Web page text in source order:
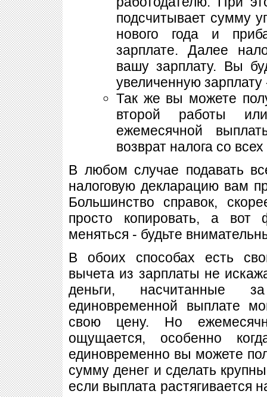
подсчитывает сумму
нового года и
зарплате. Далее
вашу зарплату. Вы
увеличенную зарплату
Так же вы можете
второй работы
ежемесячной
возврат налога со
В любом случае подавать
налоговую декларацию вам
Большинство справок,
просто копировать, а вот
меняться - будьте
В обоих способах есть
вычета из зарплаты не
деньги, насчитанные
единовременной выплате
свою цену. Но
ощущается, особенно
единовременно вы можете
сумму денег и сделать
если выплата растягивается